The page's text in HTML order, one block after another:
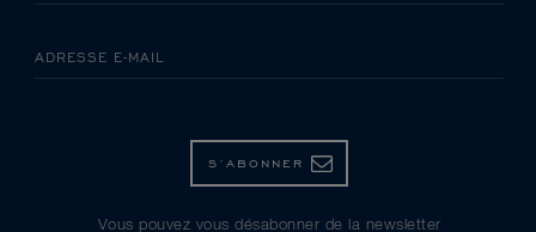
ADRESSE E-MAIL
S’ABONNER
Vous pouvez vous désabonner de la newsletter